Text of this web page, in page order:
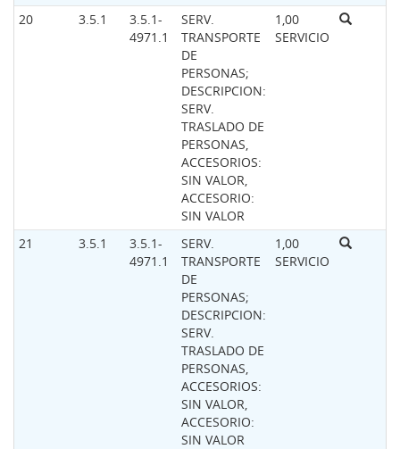
20 3.5.1
3.5.1-
4971.1
SERV.
TRANSPORTE
DE
PERSONAS;
DESCRIPCION:
SERV.
TRASLADO DE
PERSONAS,
ACCESORIOS:
SIN VALOR,
ACCESORIO:
SIN VALOR
1,00
SERVICIO
21 3.5.1
3.5.1-
4971.1
SERV.
TRANSPORTE
DE
PERSONAS;
DESCRIPCION:
SERV.
TRASLADO DE
PERSONAS,
ACCESORIOS:
SIN VALOR,
ACCESORIO:
SIN VALOR
1,00
SERVICIO